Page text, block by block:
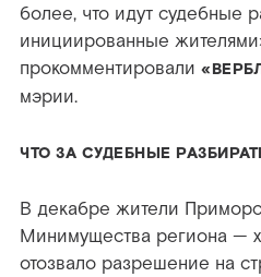
более, что идут судебные
инициированные
прокомментировали
мэрии.
ЧТО ЗА СУДЕБНЫЕ
В декабре жители
Минимущества региона —
отозвало разрешение на